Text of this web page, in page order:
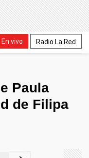
En vivo Radio La Red
Paula
de Filipa